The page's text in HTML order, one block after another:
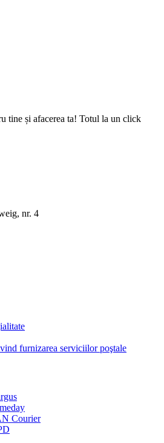
tine și afacerea ta! Totul la un click
nr. 4
furnizarea serviciilor poştale
Courier